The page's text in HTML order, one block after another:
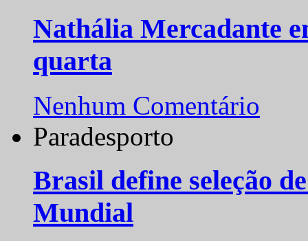
Nathália Mercadante
quarta
Nenhum Comentário
Paradesporto
Brasil define seleção
Mundial